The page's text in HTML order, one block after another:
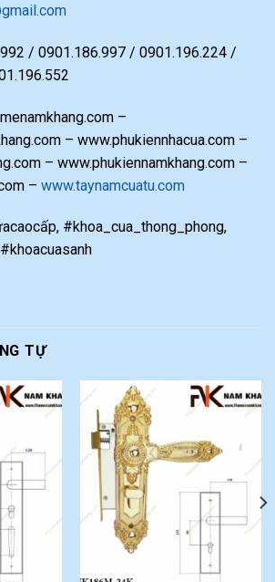
/ 0901.186.997 / 0901.196.224 /
–
– www.phukiennhacua.com –
– www.phukiennamkhang.com –
– www.taynamcuatu.com
#khoa_cua_thong_phong,
TỰ